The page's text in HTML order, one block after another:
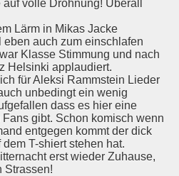
volle Dröhnung! Überall
Lärm in Mikas Jacke
auch zum einschlafen
Klasse Stimmung und nach
Helsinki applaudiert.
für Aleksi Rammstein Lieder
unbedingt ein wenig
dass es hier eine
gibt. Schon komisch wenn
entgegen kommt der dick
T-shiert stehen hat.
erst wieder Zuhause,
Strassen!